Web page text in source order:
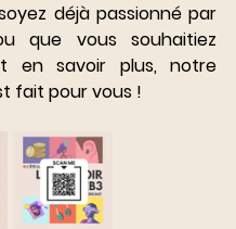
déjà passionné par
que vous souhaitiez
en savoir plus, notre
fait pour vous !